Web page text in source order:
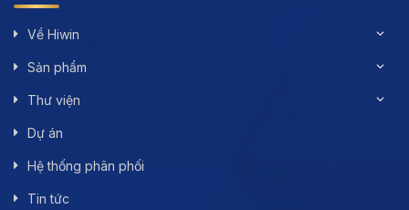
Về Hiwin
Sản phẩm
Thư viện
Dự án
Hệ thống phân phối
Tin tức